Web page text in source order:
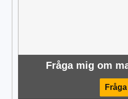
Fråga mig om